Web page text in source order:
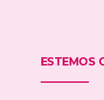
ESTEMOS